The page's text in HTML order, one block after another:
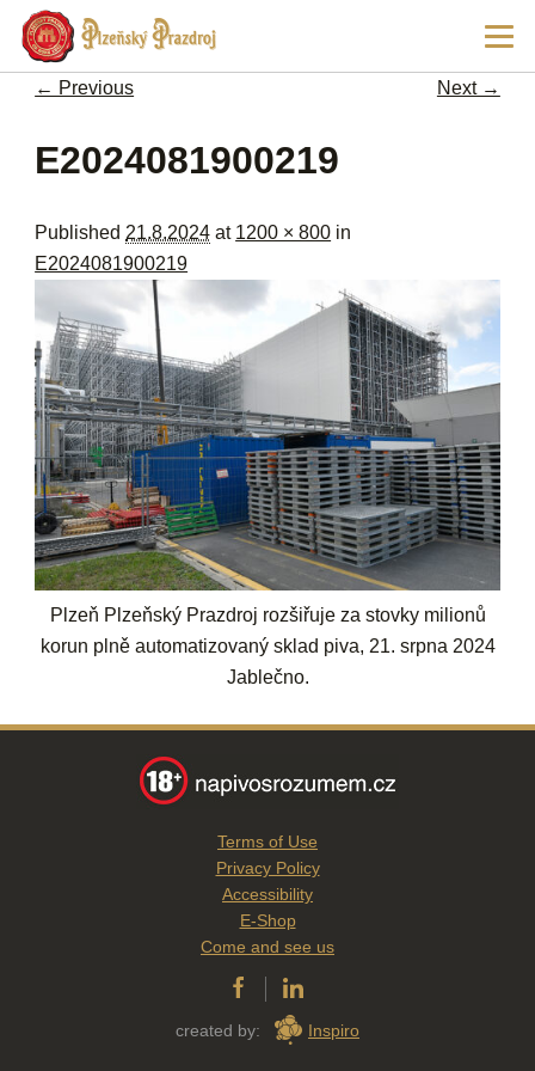
Main
← Previous Next →
E2024081900219
Published 21.8.2024 at 1200 × 800 in
E2024081900219
Plzeň Plzeňský Prazdroj rozšiřuje za stovky milionů
korun plně automatizovaný sklad piva, 21. srpna 2024
Jablečno.
Terms of Use
Privacy Policy
Accessibility
E-Shop
Come and see us
created by: Inspiro